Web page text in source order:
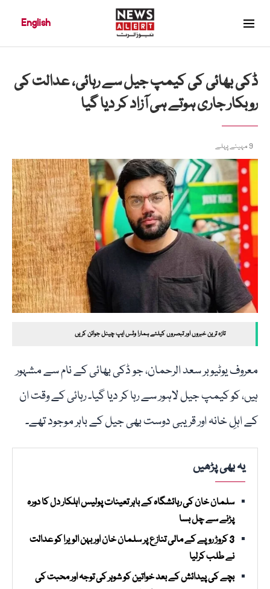
English
ڈکی بھائی کی کیمپ جیل سے رہائی، عدالت کی
روبکار جاری ہوتے ہی آزاد کر دیا گیا
9 مہینے پہلے
تازہ ترین خبروں اور تبصروں کیلئے ہمارا وٹس ایپ چینل جوائن کریں
معروف یوٹیوبر سعد الرحمان، جو ڈکی بھائی کے نام سے مشہور
ہیں، کو کیمپ جیل لاہور سے رہا کر دیا گیا۔ رہائی کے وقت ان
کے اہلِ خانہ اور قریبی دوست بھی جیل کے باہر موجود تھے۔
یہ بھی پڑھیں
سلمان خان کی رہائشگاہ کے باہر تعینات پولیس اہلکار دل کا دورہ
پڑنے سے چل بسا
3 کروڑ روپے کے مالی تنازع پر سلمان خان اور بہن الویرا کو عدالت
نے طلب کرلیا
بچے کی پیدائش کے بعد خواتین کو شوہر کی توجہ اور محبت کی